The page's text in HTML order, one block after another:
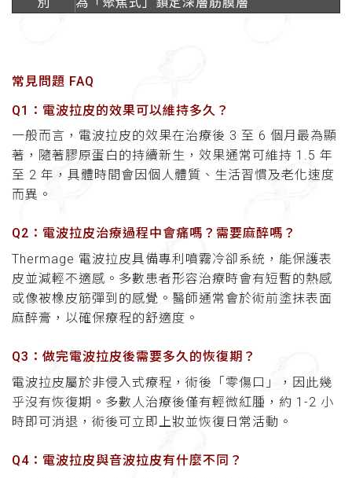
常見問題 FAQ
Q1：電波拉皮的效果可以維持多久？
一般而言，電波拉皮的效果在治療後 3 至 6 個月最為顯
著，隨著膠原蛋白的持續新生，效果通常可維持 1.5 年
至 2 年，具體時間會因個人體質、生活習慣及老化速度
而異。
Q2：電波拉皮治療過程中會痛嗎？需要麻醉嗎？
Thermage 電波拉皮具備專利噴霧冷卻系統，能保護表
皮並減輕不適感。多數患者形容治療時會有短暫的熱感
或像被橡皮筋彈到的感覺。醫師通常會於術前塗抹表面
麻醉膏，以確保療程的舒適度。
Q3：做完電波拉皮後需要多久的恢復期？
電波拉皮屬於非侵入式療程，術後「零傷口」，因此幾
乎沒有恢復期。多數人治療後僅有輕微紅腫，約 1-2 小
時即可消退，術後可立即上妝並恢復日常活動。
Q4：電波拉皮與音波拉皮有什麼不同？